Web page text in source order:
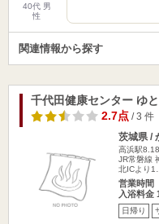
40代 男
性
関連情報から探す
千代田健康センター ゆ
2.7点/ 3 件
茨城県 /
高浜駅
JR常磐線
北ICより1…
営業時間
入浴料金
日帰り